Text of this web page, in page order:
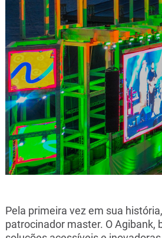
Pela primeira vez em sua
patrocinador master. O